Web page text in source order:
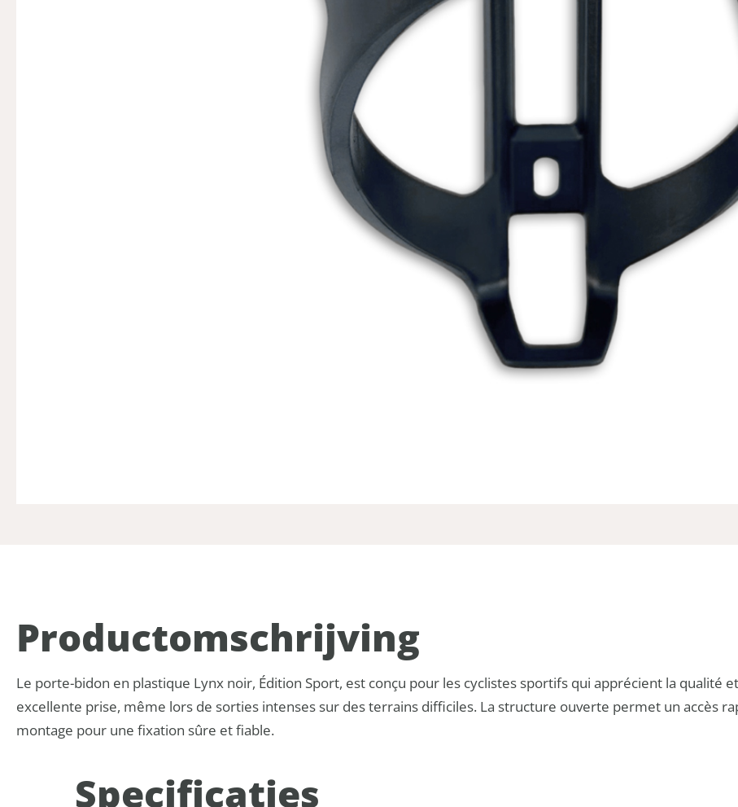
Product­omschrijving
Le porte-bidon en plastique Lynx noir, Édition Sport, est conçu pour les cyclistes sportifs qui apprécient la qualité
excellente prise, même lors de sorties intenses sur des terrains difficiles. La structure ouverte permet un accès
montage pour une fixation sûre et fiable.
Specificaties